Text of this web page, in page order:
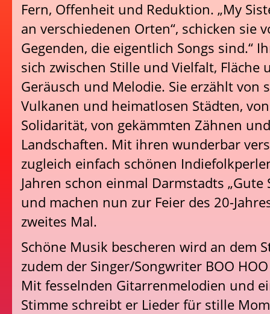
Fern, Offenheit und Reduktion. „My
an verschiedenen Orten“, schicken sie
Gegenden, die eigentlich Songs sind.“
sich zwischen Stille und Vielfalt, Fläche
Geräusch und Melodie. Sie erzählt von
Vulkanen und heimatlosen Städten,
Solidarität, von gekämmten Zähnen
Landschaften. Mit ihren wunderbar
zugleich einfach schönen
Jahren schon einmal Darmstadts „Gute
und machen nun zur Feier des 20-
zweites Mal.
Schöne Musik bescheren wird an dem
zudem der Singer/Songwriter BOO
Mit fesselnden Gitarrenmelodien und
Stimme schreibt er Lieder für stille